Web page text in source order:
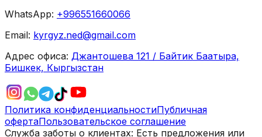
WhatsApp: +996551660066
Email: kyrgyz.ned@gmail.com
Адрес офиса: Джантошева 121 / Байтик Баатыра,
Бишкек, Кыргызстан
Политика конфиденциальностиПубличная
офертаПользовательское соглашение
Служба заботы о клиентах: Есть предложения или